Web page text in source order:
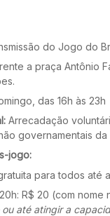
do Jogo do
a praça Antônio
das 16h às 23h
Arrecadação
governamentais
jogo:
para todos até
R$ 20 (com nome
até atingir a